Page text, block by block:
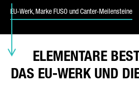
EU-Werk, Marke FUSO und Canter-Meilensteine
ELEMENTARE
DAS EU-WERK UND